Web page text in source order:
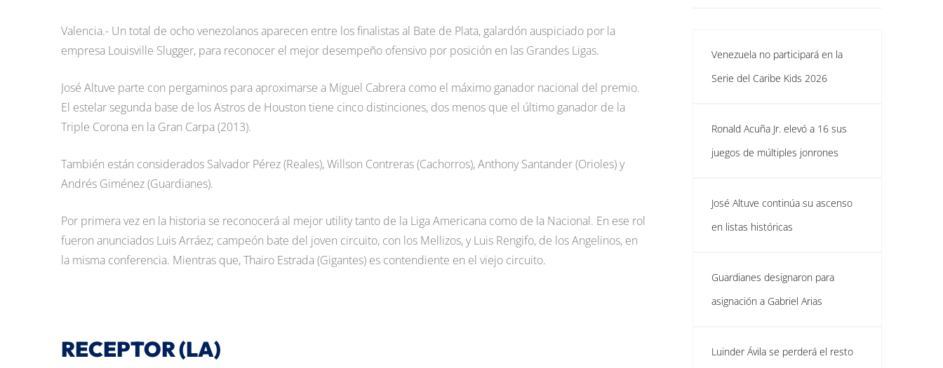
Valencia.- Un total de ocho venezolanos aparecen entre los finalistas al Bate de Plata, galardón auspiciado por la
empresa Louisville Slugger, para reconocer el mejor desempeño ofensivo por posición en las Grandes Ligas.
José Altuve parte con pergaminos para aproximarse a Miguel Cabrera como el máximo ganador nacional del premio.
El estelar segunda base de los Astros de Houston tiene cinco distinciones, dos menos que el último ganador de la
Triple Corona en la Gran Carpa (2013).
También están considerados Salvador Pérez (Reales), Willson Contreras (Cachorros), Anthony Santander (Orioles) y
Andrés Giménez (Guardianes).
Por primera vez en la historia se reconocerá al mejor utility tanto de la Liga Americana como de la Nacional. En ese rol
fueron anunciados Luis Arráez; campeón bate del joven circuito, con los Mellizos, y Luis Rengifo, de los Angelinos, en
la misma conferencia. Mientras que, Thairo Estrada (Gigantes) es contendiente en el viejo circuito.
RECEPTOR (LA)
Venezuela no participará en la
Serie del Caribe Kids 2026
Ronald Acuña Jr. elevó a 16 sus
juegos de múltiples jonrones
José Altuve continúa su ascenso
en listas históricas
Guardianes designaron para
asignación a Gabriel Arias
Luinder Ávila se perderá el resto